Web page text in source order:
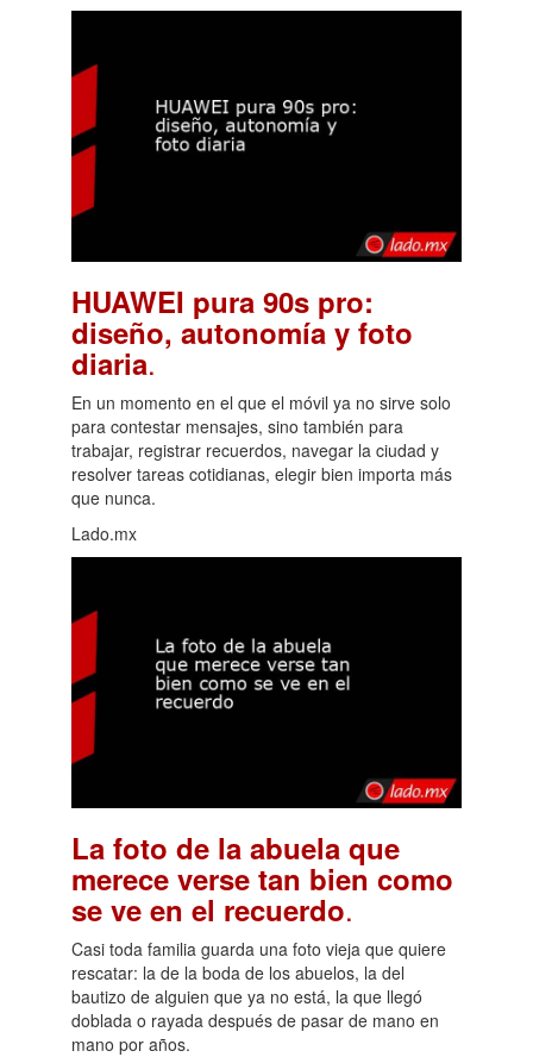
HUAWEI pura 90s pro:
diseño, autonomía y foto
diaria.
En un momento en el que el móvil ya no sirve solo
para contestar mensajes, sino también para
trabajar, registrar recuerdos, navegar la ciudad y
resolver tareas cotidianas, elegir bien importa más
que nunca.
Lado.mx
La foto de la abuela que
merece verse tan bien como
se ve en el recuerdo.
Casi toda familia guarda una foto vieja que quiere
rescatar: la de la boda de los abuelos, la del
bautizo de alguien que ya no está, la que llegó
doblada o rayada después de pasar de mano en
mano por años.